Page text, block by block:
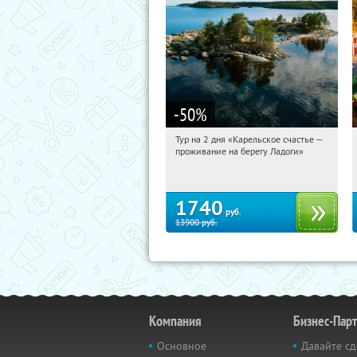
-50%
17:50:42 Купили:39
Тур на 2 дня «Карельское счастье —
проживание на берегу Ладоги»
1740 руб.
13900руб.
Компания
Основное
Бизнес-
Давайте